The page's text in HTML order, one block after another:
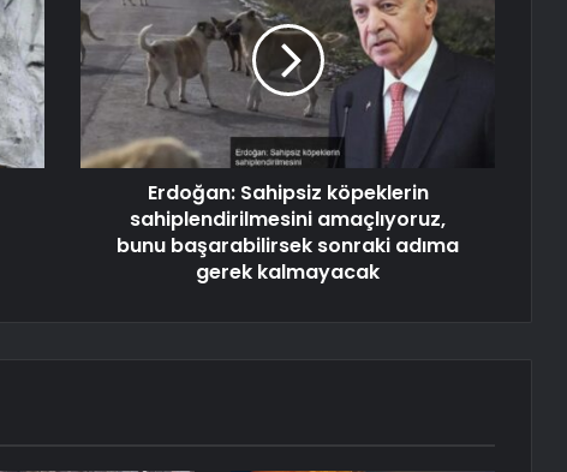
Erdoğan: Sahipsiz köpeklerin
sahiplendirilmesini amaçlıyoruz,
bunu başarabilirsek sonraki adıma
gerek kalmayacak